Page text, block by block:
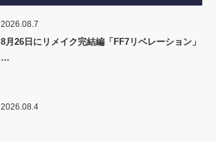
2026.08.7
8月26日にリメイク完結編「FF7リベレーション」
…
2026.08.4